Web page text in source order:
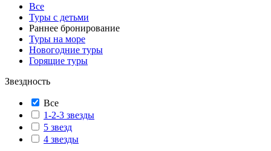
Все
Туры с детьми
Раннее бронирование
Туры на море
Новогодние туры
Горящие туры
Звездность
Все
1-2-3 звезды
5 звезд
4 звезды